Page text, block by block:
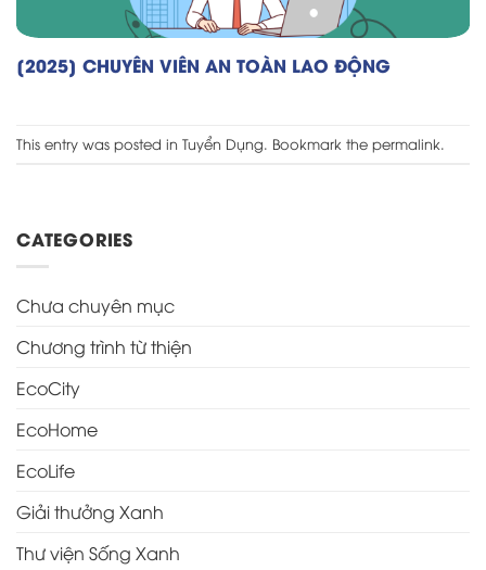
[2025] CHUYÊN VIÊN AN TOÀN LAO ĐỘNG
This entry was posted in Tuyển Dụng. Bookmark the permalink.
CATEGORIES
Chưa chuyên mục
Chương trình từ thiện
EcoCity
EcoHome
EcoLife
Giải thưởng Xanh
Thư viện Sống Xanh